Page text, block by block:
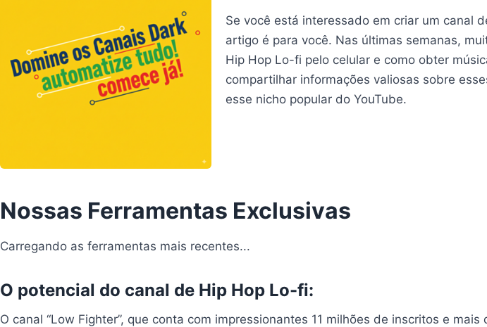
Se você está interessado em criar um canal
artigo é para você. Nas últimas semanas,
Hip Hop Lo-fi pelo celular e como obter
compartilhar informações valiosas sobre
esse nicho popular do YouTube.
Nossas Ferramentas Exclusivas
Carregando as ferramentas mais recentes...
O potencial do canal de Hip Hop Lo-fi:
O canal “Low Fighter”, que conta com impressionantes 11 milhões de inscritos e